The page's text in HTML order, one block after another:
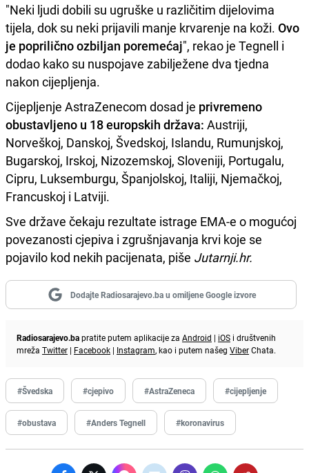
"Neki ljudi dobili su ugruške u različitim dijelovima
tijela, dok su neki prijavili manje krvarenje na koži. Ovo
je poprilično ozbiljan poremećaj", rekao je Tegnell i
dodao kako su nuspojave zabilježene dva tjedna
nakon cijepljenja.
Cijepljenje AstraZenecom dosad je privremeno
obustavljeno u 18 europskih država: Austriji,
Norveškoj, Danskoj, Švedskoj, Islandu, Rumunjskoj,
Bugarskoj, Irskoj, Nizozemskoj, Sloveniji, Portugalu,
Cipru, Luksemburgu, Španjolskoj, Italiji, Njemačkoj,
Francuskoj i Latviji.
Sve države čekaju rezultate istrage EMA-e o mogućoj
povezanosti cjepiva i zgrušnjavanja krvi koje se
pojavilo kod nekih pacijenata, piše Jutarnji.hr.
Dodajte Radiosarajevo.ba u omiljene Google izvore
Radiosarajevo.bapratite putem aplikacije za Android | iOS i društvenih
mreža Twitter | Facebook | Instagram, kao i putem našeg ViberChata.
#Švedska #cjepivo #AstraZeneca #cijepljenje
#obustava #Anders Tegnell #koronavirus